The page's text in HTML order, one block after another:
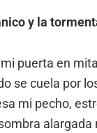
y la
puerta en
se cuela por
mi pecho,
alargada